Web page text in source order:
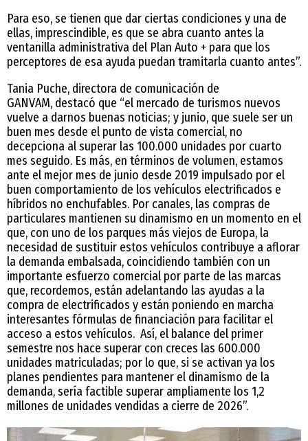
Para eso, se tienen que dar ciertas condiciones y una de
ellas, imprescindible, es que se abra cuanto antes la
ventanilla administrativa del Plan Auto + para que los
perceptores de esa ayuda puedan tramitarla cuanto antes”.
Tania Puche, directora de comunicación de
GANVAM, destacó que “el mercado de turismos nuevos
vuelve a darnos buenas noticias; y junio, que suele ser un
buen mes desde el punto de vista comercial, no
decepciona al superar las 100.000 unidades por cuarto
mes seguido. Es más, en términos de volumen, estamos
ante el mejor mes de junio desde 2019 impulsado por el
buen comportamiento de los vehículos electrificados e
híbridos no enchufables. Por canales, las compras de
particulares mantienen su dinamismo en un momento en el
que, con uno de los parques más viejos de Europa, la
necesidad de sustituir estos vehículos contribuye a aflorar
la demanda embalsada, coincidiendo también con un
importante esfuerzo comercial por parte de las marcas
que, recordemos, están adelantando las ayudas a la
compra de electrificados y están poniendo en marcha
interesantes fórmulas de financiación para facilitar el
acceso a estos vehículos. Así, el balance del primer
semestre nos hace superar con creces las 600.000
unidades matriculadas; por lo que, si se activan ya los
planes pendientes para mantener el dinamismo de la
demanda, sería factible superar ampliamente los 1,2
millones de unidades vendidas a cierre de 2026”.